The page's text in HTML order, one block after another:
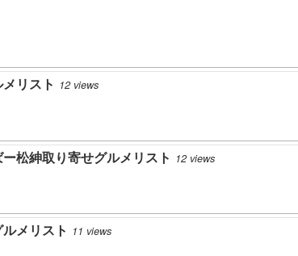
リスト 12 views
松紳取り寄せグルメリスト 12 views
メリスト 11 views